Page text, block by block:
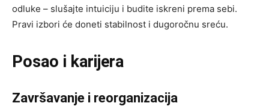
odluke – slušajte intuiciju i budite iskreni prema sebi.
Pravi izbori će doneti stabilnost i dugoročnu sreću.
Posao i karijera
Završavanje i reorganizacija